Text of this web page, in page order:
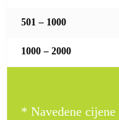
501 – 1000
1000 – 2000
* Navedene